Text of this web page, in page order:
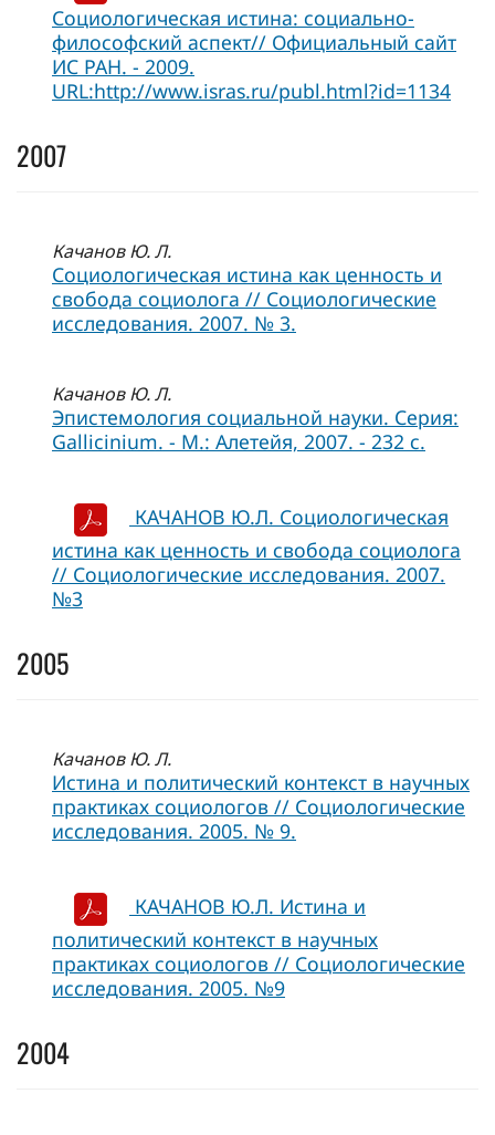
Социологическая истина: социально-
философский аспект// Официальный сайт
ИC РАН. - 2009.
URL:http://www.isras.ru/publ.html?id=1134
2007
Качанов Ю. Л.
Социологическая истина как ценность и
свобода социолога // Социологические
исследования. 2007. № 3.
Качанов Ю. Л.
Эпистемология социальной науки. Серия:
Gallicinium. - М.: Алетейя, 2007. - 232 с.
КАЧАНОВ Ю.Л. Социологическая
истина как ценность и свобода социолога
// Социологические исследования. 2007.
№3
2005
Качанов Ю. Л.
Истина и политический контекст в научных
практиках социологов // Социологические
исследования. 2005. № 9.
КАЧАНОВ Ю.Л. Истина и
политический контекст в научных
практиках социологов // Социологические
исследования. 2005. №9
2004